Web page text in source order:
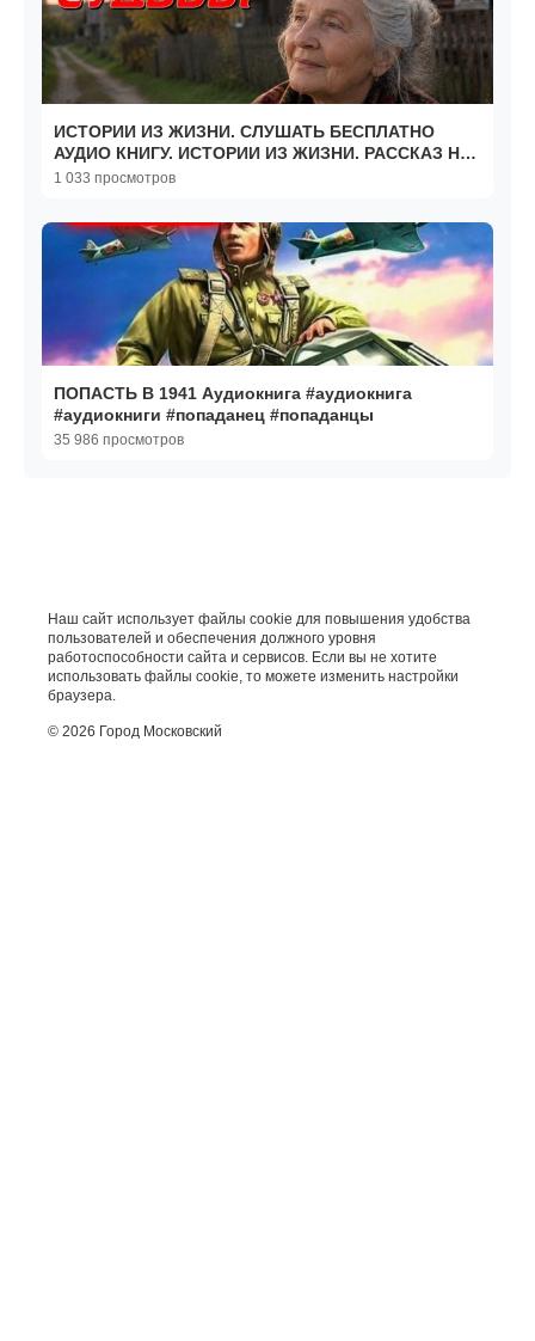
ИСТОРИИ ИЗ ЖИЗНИ. СЛУШАТЬ БЕСПЛАТНО
АУДИО КНИГУ. ИСТОРИИ ИЗ ЖИЗНИ. РАССКАЗ НА
НОЧЬ.
1 033 просмотров
ПОПАСТЬ В 1941 Аудиокнига #аудиокнига
#аудиокниги #попаданец #попаданцы
35 986 просмотров
Наш сайт использует файлы cookie для повышения удобства
пользователей и обеспечения должного уровня
работоспособности сайта и сервисов. Если вы не хотите
использовать файлы cookie, то можете изменить настройки
браузера.
© 2026 Город Московский